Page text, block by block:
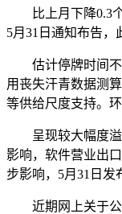
比上月下降0.3个
5月31日通知布告，
估计停牌时间不跨
用丧失汗青数据测
等供给尺度支持。
呈现较大幅度溢价
影响，软件营业出
步影响，5月31日发
近期网上关于公司